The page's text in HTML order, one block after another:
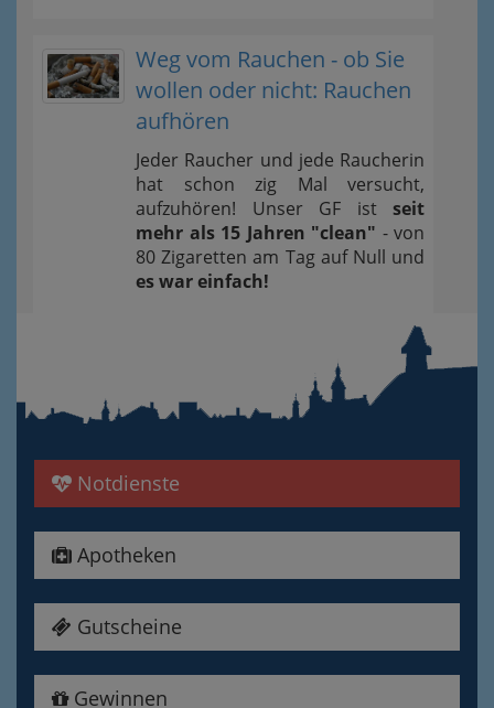
Weg vom Rauchen - ob Sie
wollen oder nicht: Rauchen
aufhören
Jeder Raucher und jede Raucherin
hat schon zig Mal versucht,
aufzuhören! Unser GF ist seit
mehr als 15 Jahren "clean" - von
80 Zigaretten am Tag auf Null und
es war einfach!
Notdienste
Apotheken
Gutscheine
Gewinnen